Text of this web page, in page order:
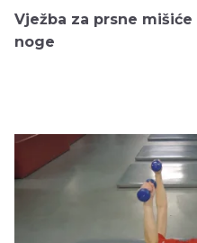
Vježba za prsne
noge